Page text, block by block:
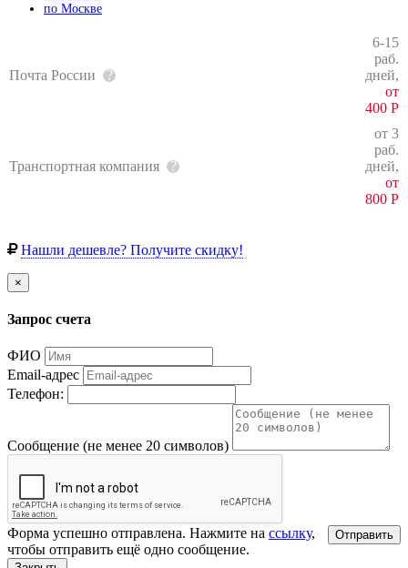
по Москве
Почта России
6-15
раб.
дней,
от
400 Р
Транспортная компания
от 3
раб.
дней,
от
800 Р
Нашли дешевле? Получите скидку!
×
Запрос счета
ФИО
Email-адрес
Телефон:
Сообщение (не менее 20 символов)
Отправить
Форма успешно отправлена. Нажмите на ссылку,
чтобы отправить ещё одно сообщение.